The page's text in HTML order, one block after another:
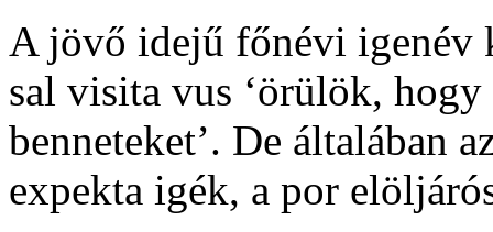
A jövő idejű főnévi igenév
sal visita vus ‘örülök,
benneteket’. De általában
expekta igék, a por